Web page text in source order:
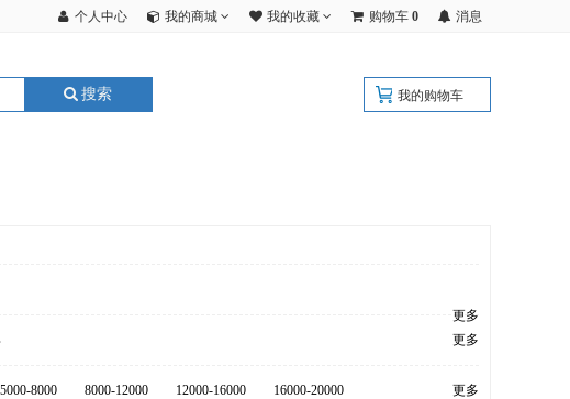
个人中心 我的商城 我的收藏 购物车 0 消息
搜索 我的购物车
更多
更多
5000-8000 8000-12000 12000-16000 16000-20000 更多